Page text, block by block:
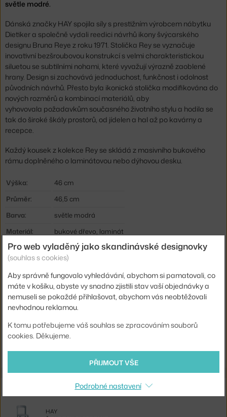
světle modré.
Dánská značky HAY spojila síly s prestižním výrobcem nábytku
Dietiker a společně vydali reedici návrhů ikony švýcarského
designu Bruna Reye z roku 1971. Stolička Rey se vyznačuje
inovativní bezšroubovou konstrukcí s velmi charakteristickou
siluetou se subtilními nohami, které vyvažují výrazně zaoblené
hrany. Design si zachovává jednoduchost, funkčnost i odolnost
původních návrhů. Přesto byla ikonická stolička modifikována do
nových rozměrů a kombinací materiálů, aby
vyhovovala požadavkům současného životního stylu a hodila se
tak do široké škály prostorů, od jídelen a hal až po kavárny a
recepce.
Každý kousek z kolekce Rey se skládá z masivního bukového
rámu doplněného o laminátovou nebo dýhovou desku.
Výška:
46 cm
Průměr:
46,5 cm
Barva:
světle modrá
Materiál:
bukové dřevo, laminát
Stohovatelné: ano
Sedák:
dřevo
Podnož:
dřevo
Kód produktu HAY-AB797-B592
EAN
5710441310037
Ste zo Slovenska? Prejdite na
Související produkty
HAY
Pro web vyladěný jako skandinávské designovky
(souhlas s cookies)
Aby správně fungovalo vyhledávání, abychom si pamatovali, co
máte v košíku, abyste vy snadno zjistili stav vaší objednávky a
nemuseli se pokaždé přihlašovat, abychom vás neobtěžovali
nevhodnou reklamou.
K tomu potřebujeme váš souhlas se zpracováním souborů
cookies. Děkujeme.
PŘIJMOUT VŠE
Podrobné nastavení